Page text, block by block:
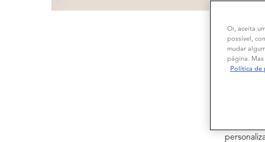
Oi, aceita
possível,
mudar
página.
Política de